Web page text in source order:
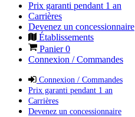
Prix garanti pendant 1 an
Carrières
Devenez un concessionnaire
Établissements
Panier0
Connexion / Commandes
Connexion / Commandes
Prix garanti pendant 1 an
Carrières
Devenez un concessionnaire